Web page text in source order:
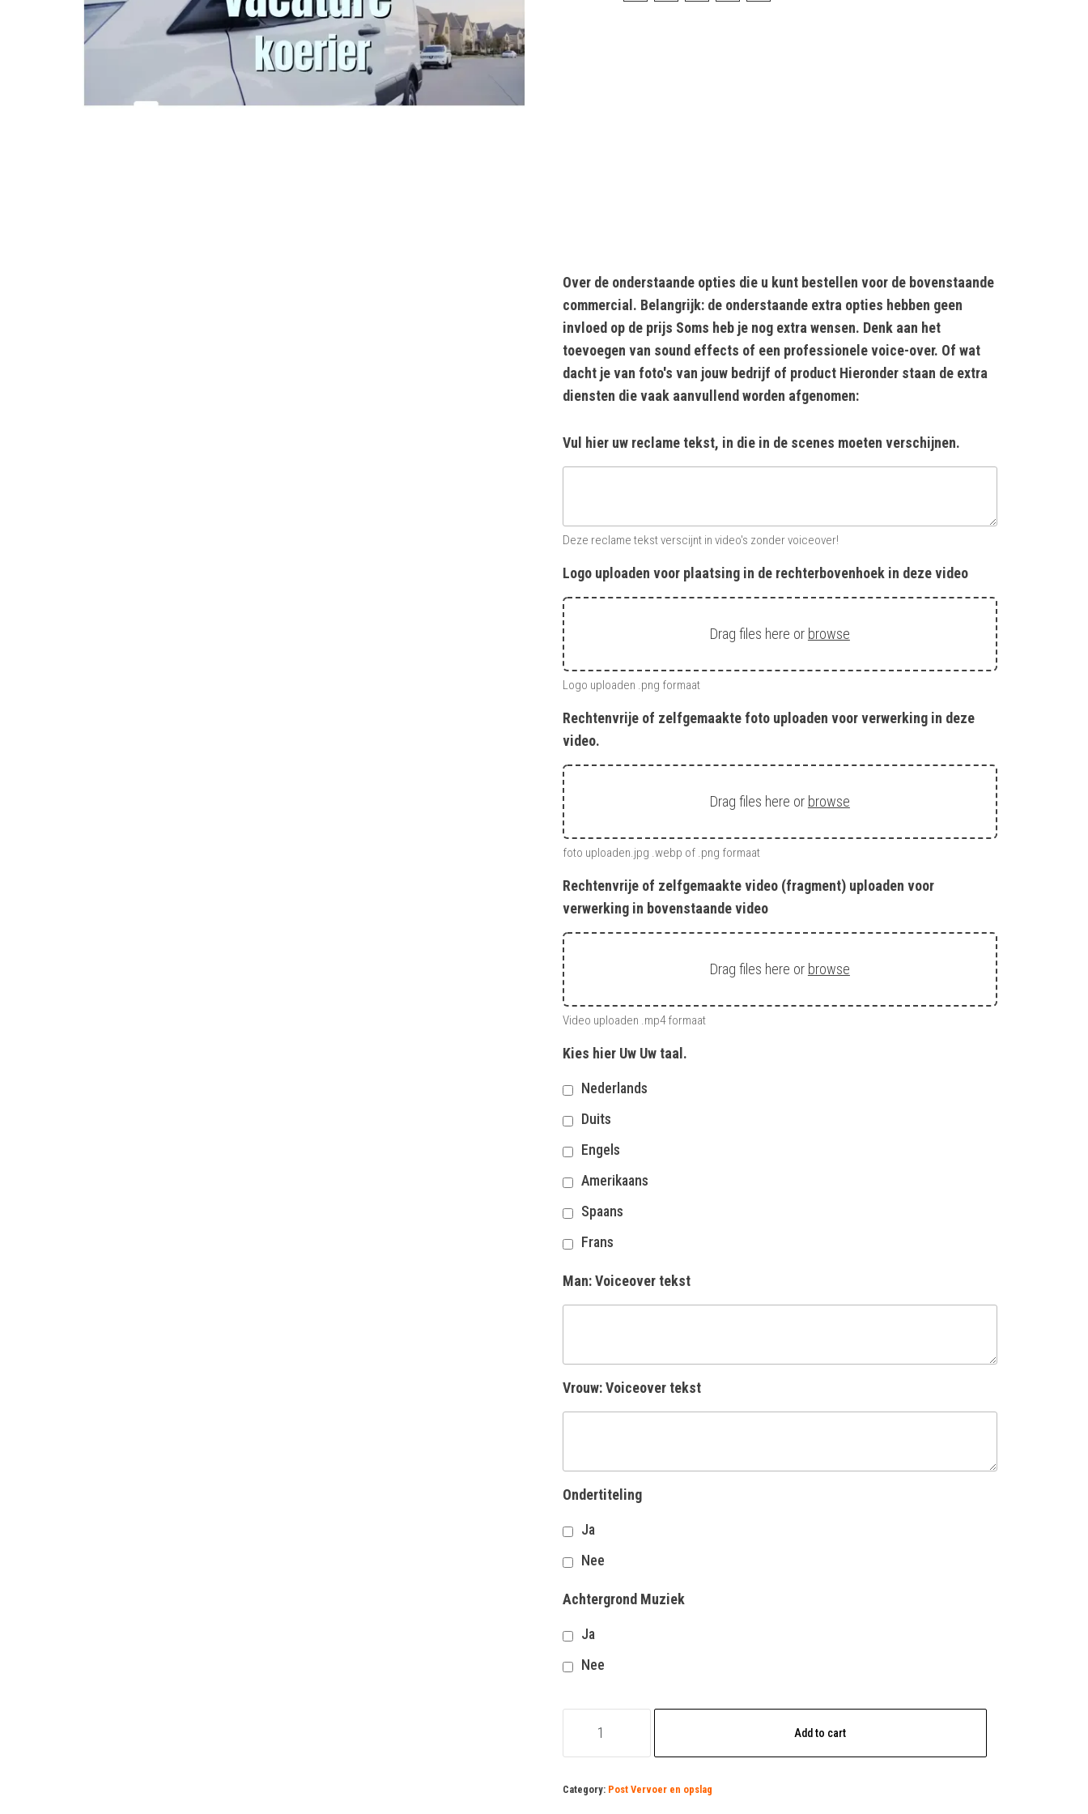
Over de onderstaande opties die u kunt bestellen voor de bovenstaande
commercial. Belangrijk: de onderstaande extra opties hebben geen
invloed op de prijs Soms heb je nog extra wensen. Denk aan het
toevoegen van sound effects of een professionele voice-over. Of wat
dacht je van foto's van jouw bedrijf of product Hieronder staan de extra
diensten die vaak aanvullend worden afgenomen:
Vul hier uw reclame tekst, in die in de scenes moeten verschijnen.
Deze reclame tekst verscijnt in video's zonder voiceover!
Logo uploaden voor plaatsing in de rechterbovenhoek in deze video
Drag files here or browse
Logo uploaden .png formaat
Rechtenvrije of zelfgemaakte foto uploaden voor verwerking in deze
video.
Drag files here or browse
foto uploaden.jpg .webp of .png formaat
Rechtenvrije of zelfgemaakte video (fragment) uploaden voor
verwerking in bovenstaande video
Drag files here or browse
Video uploaden .mp4 formaat
Kies hier Uw Uw taal.
Nederlands
Duits
Engels
Amerikaans
Spaans
Frans
Man: Voiceover tekst
Vrouw: Voiceover tekst
Ondertiteling
Ja
Nee
Achtergrond Muziek
Ja
Nee
vacature
Add to cart
Category: Post Vervoer en opslag